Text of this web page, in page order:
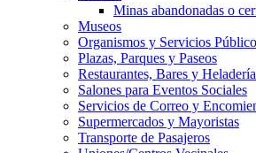
Minas abandonadas o
Museos
Organismos y Servicios
Plazas, Parques y Paseos
Restaurantes, Bares y
Salones para Eventos Sociales
Servicios de Correo y
Supermercados y Mayoristas
Transporte de Pasajeros